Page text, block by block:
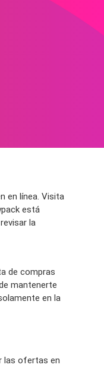
en línea. Visita
está
la
de compras
mantenerte
en la
las ofertas en